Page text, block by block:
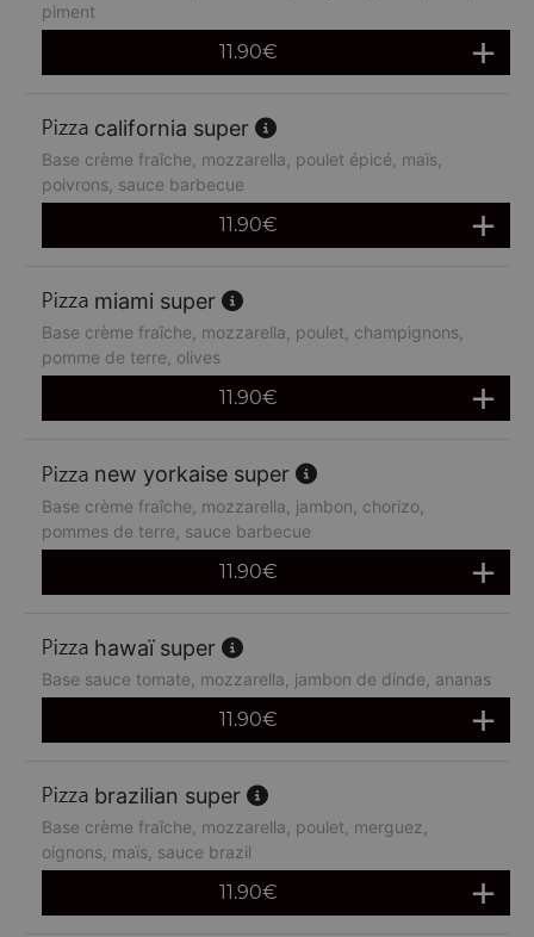
piment
11.90€
california super
Base crème fraîche, mozzarella, poulet épicé, maïs,
poivrons, sauce barbecue
11.90€
miami super
Base crème fraîche, mozzarella, poulet, champignons,
pomme de terre, olives
11.90€
new yorkaise super
Base crème fraîche, mozzarella, jambon, chorizo,
pommes de terre, sauce barbecue
11.90€
hawaï super
Base sauce tomate, mozzarella, jambon de dinde, ananas
11.90€
brazilian super
Base crème fraîche, mozzarella, poulet, merguez,
oignons, maïs, sauce brazil
11.90€